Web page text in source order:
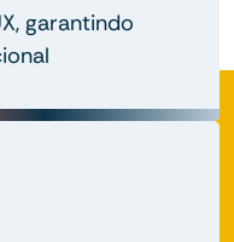
garantindo